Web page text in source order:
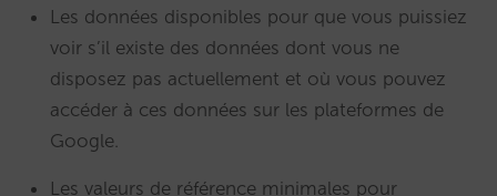
Les données disponibles pour que vous puissiez
voir s’il existe des données dont vous ne
disposez pas actuellement et où vous pouvez
accéder à ces données sur les plateformes de
Google.
Les valeurs de référence minimales pour